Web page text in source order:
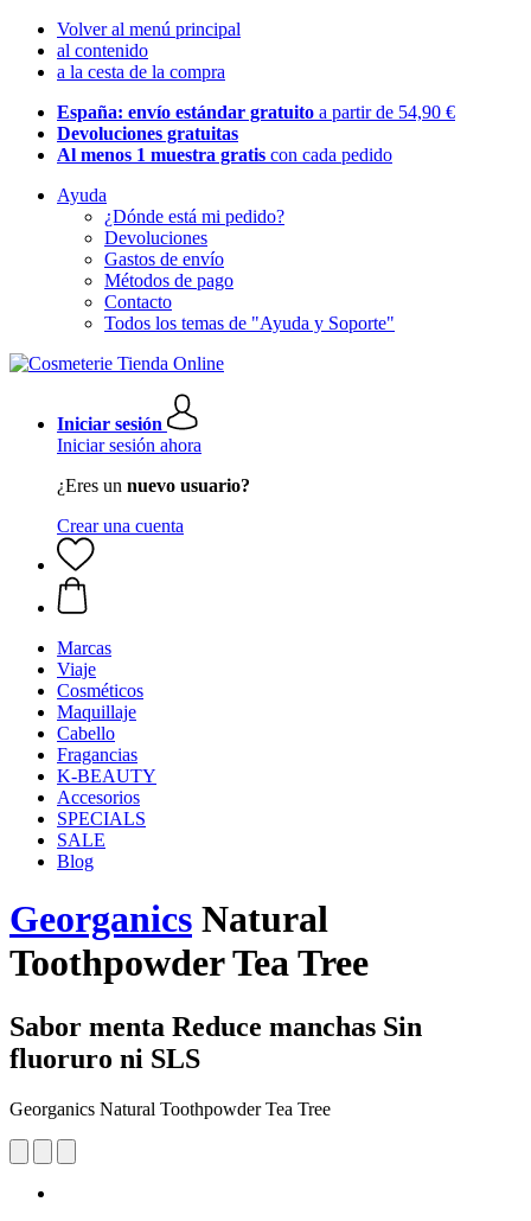
Volver al menú principal
al contenido
a la cesta de la compra
España: envío estándar gratuito a partir de 54,90 €
Devoluciones gratuitas
Al menos 1 muestra gratis con cada pedido
Ayuda
¿Dónde está mi pedido?
Devoluciones
Gastos de envío
Métodos de pago
Contacto
Todos los temas de "Ayuda y Soporte"
Iniciar sesión
Iniciar sesión ahora
¿Eres un nuevo usuario?
Crear una cuenta
Marcas
Viaje
Cosméticos
Maquillaje
Cabello
Fragancias
K-BEAUTY
Accesorios
SPECIALS
SALE
Blog
Georganics Natural
Toothpowder Tea Tree
Sabor menta Reduce manchas Sin
fluoruro ni SLS
Georganics Natural Toothpowder Tea Tree